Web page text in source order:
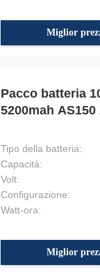
Miglior
Pacco batteria
5200mah
Tipo della batteria:
Capacità:
Volt:
Configurazione:
Watt-ora:
Miglior